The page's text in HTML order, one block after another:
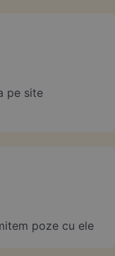
pe site
poze cu ele